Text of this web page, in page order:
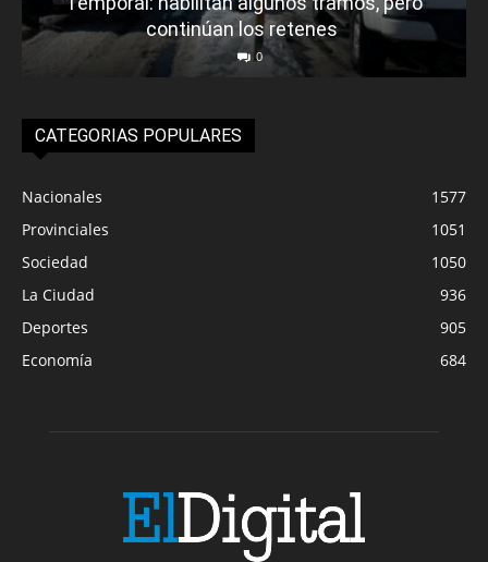
continúan los retenes
0
CATEGORIAS POPULARES
Nacionales
1577
Provinciales
1051
Sociedad
1050
La Ciudad
936
Deportes
905
Economía
684